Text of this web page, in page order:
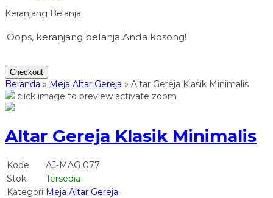
Keranjang Belanja
Oops, keranjang belanja Anda kosong!
Checkout
Beranda » Meja Altar Gereja » Altar Gereja Klasik Minimalis
click image to preview activate zoom
Altar Gereja Klasik Minimalis
Kode
AJ-MAG 077
Stok
Tersedia
Kategori Meja Altar Gereja